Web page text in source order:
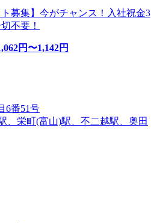
募集】今がチャンス！入社祝金3
不要！
円〜1,142円
6番51号
、栄町(富山)駅、不二越駅、奥田